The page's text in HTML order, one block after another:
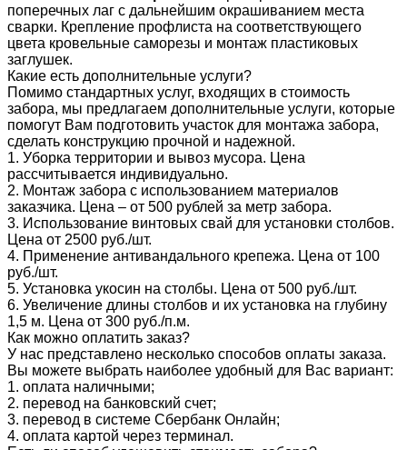
поперечных лаг с дальнейшим окрашиванием места
сварки. Крепление профлиста на соответствующего
цвета кровельные саморезы и монтаж пластиковых
заглушек.
Какие есть дополнительные услуги?
Помимо стандартных услуг, входящих в стоимость
забора, мы предлагаем дополнительные услуги, которые
помогут Вам подготовить участок для монтажа забора,
сделать конструкцию прочной и надежной.
1. Уборка территории и вывоз мусора. Цена
рассчитывается индивидуально.
2. Монтаж забора с использованием материалов
заказчика. Цена – от 500 рублей за метр забора.
3. Использование винтовых свай для установки столбов.
Цена от 2500 руб./шт.
4. Применение антивандального крепежа. Цена от 100
руб./шт.
5. Установка укосин на столбы. Цена от 500 руб./шт.
6. Увеличение длины столбов и их установка на глубину
1,5 м. Цена от 300 руб./п.м.
Как можно оплатить заказ?
У нас представлено несколько способов оплаты заказа.
Вы можете выбрать наиболее удобный для Вас вариант:
1. оплата наличными;
2. перевод на банковский счет;
3. перевод в системе Сбербанк Онлайн;
4. оплата картой через терминал.